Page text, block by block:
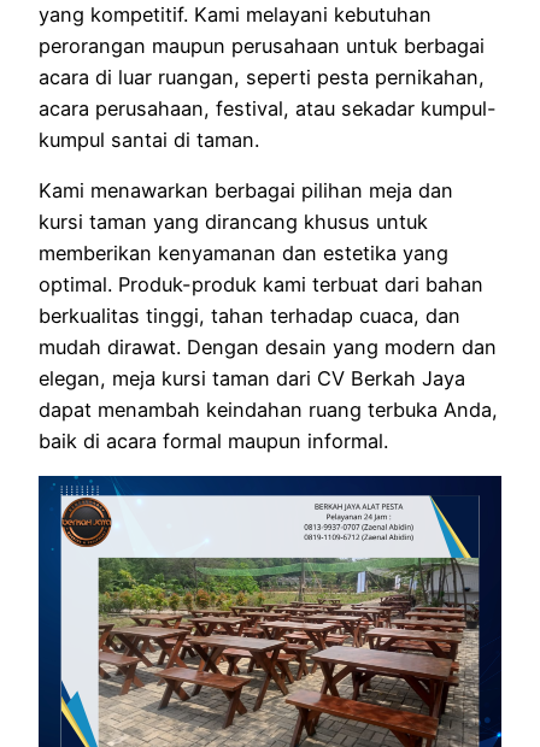
yang kompetitif. Kami melayani kebutuhan
perorangan maupun perusahaan untuk berbagai
acara di luar ruangan, seperti pesta pernikahan,
acara perusahaan, festival, atau sekadar kumpul-
kumpul santai di taman.
Kami menawarkan berbagai pilihan meja dan
kursi taman yang dirancang khusus untuk
memberikan kenyamanan dan estetika yang
optimal. Produk-produk kami terbuat dari bahan
berkualitas tinggi, tahan terhadap cuaca, dan
mudah dirawat. Dengan desain yang modern dan
elegan, meja kursi taman dari CV Berkah Jaya
dapat menambah keindahan ruang terbuka Anda,
baik di acara formal maupun informal.